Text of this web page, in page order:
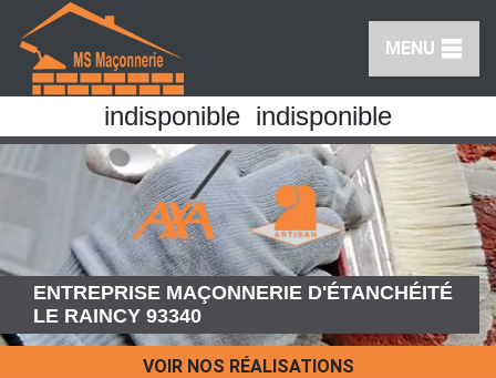
MENU
indisponible indisponible
ENTREPRISE MAÇONNERIE D'ÉTANCHÉITÉ
LE RAINCY 93340
VOIR NOS RÉALISATIONS